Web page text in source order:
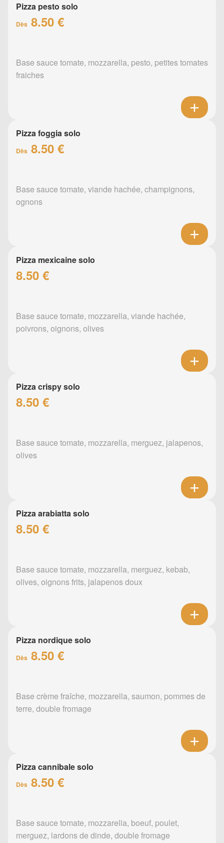
Pizza pesto solo
Dès 8.50 €
Base sauce tomate, mozzarella, pesto, petites tomates
fraiches
Pizza foggia solo
Dès 8.50 €
Base sauce tomate, viande hachée, champignons,
ognons
Pizza mexicaine solo
8.50 €
Base sauce tomate, mozzarella, viande hachée,
poivrons, oignons, olives
Pizza crispy solo
8.50 €
Base sauce tomate, mozzarella, merguez, jalapenos,
olives
Pizza arabiatta solo
8.50 €
Base sauce tomate, mozzarella, merguez, kebab,
olives, oignons frits, jalapenos doux
Pizza nordique solo
Dès 8.50 €
Base crème fraîche, mozzarella, saumon, pommes de
terre, double fromage
Pizza cannibale solo
Dès 8.50 €
Base sauce tomate, mozzarella, boeuf, poulet,
merguez, lardons de dinde, double fromage